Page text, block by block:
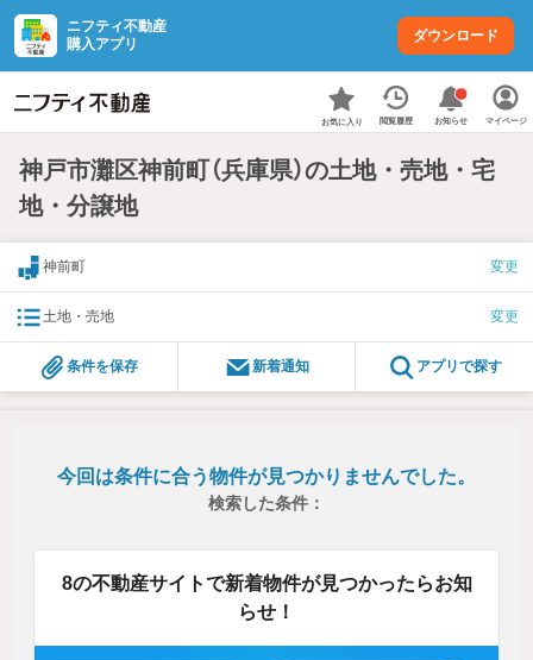
ニフティ不動産
購入アプリ
ダウンロード
お気に入り 閲覧履歴 お知らせ マイページ
神戸市灘区神前町（兵庫県）の土地・売地・宅
地・分譲地
神前町 変更
土地・売地 変更
条件を保存 新着通知 アプリで探す
今回は条件に合う物件が見つかりませんでした。
検索した条件：
8の不動産サイトで新着物件が見つかったらお知
らせ！